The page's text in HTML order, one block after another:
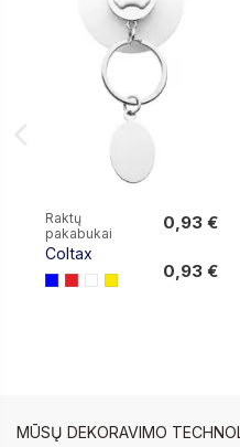
Raktų
pakabukai
Coltax
0,93 €
0,93 €
MŪSŲ DEKORAVIMO